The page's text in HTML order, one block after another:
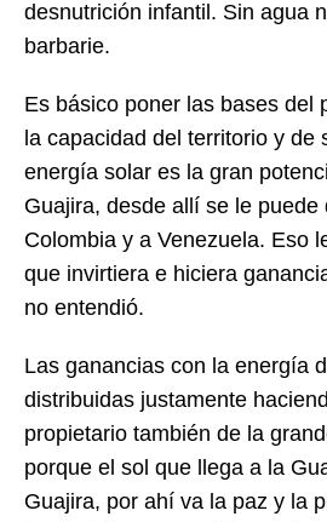
desnutrición infantil. Sin agua
barbarie.
Es básico poner las bases del
la capacidad del territorio y de
energía solar es la gran
Guajira, desde allí se le
Colombia y a Venezuela. Eso
que invirtiera e hiciera
no entendió.
Las ganancias con la energía
distribuidas justamente
propietario también de la
porque el sol que llega a la
Guajira, por ahí va la paz y la